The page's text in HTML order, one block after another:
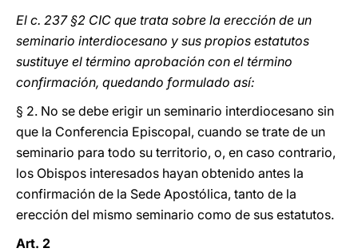
El c. 237 §2 CIC que trata sobre la erección de un
seminario interdiocesano y sus propios estatutos
sustituye el término aprobación con el término
confirmación, quedando formulado así:
§ 2. No se debe erigir un seminario interdiocesano sin
que la Conferencia Episcopal, cuando se trate de un
seminario para todo su territorio, o, en caso contrario,
los Obispos interesados hayan obtenido antes la
confirmación de la Sede Apostólica, tanto de la
erección del mismo seminario como de sus estatutos.
Art. 2